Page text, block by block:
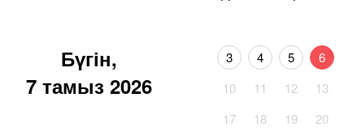
Бүгін,
7 тамыз 2026
3
4 5 6
10
11 12 13
17
18 19 20